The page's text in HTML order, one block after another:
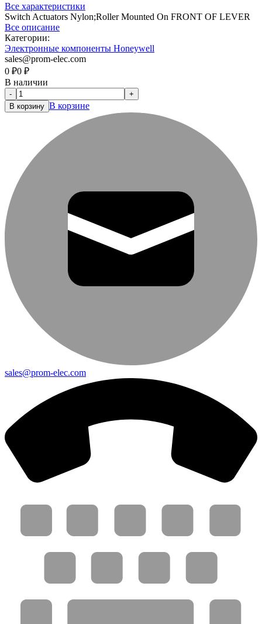
Все характеристики
Switch Actuators Nylon;Roller Mounted On FRONT OF LEVER
Все описание
Категории:
Электронные компоненты Honeywell
sales@prom-elec.com
0 ₽0 ₽
В наличии
-
+
В корзину В корзине
sales@prom-elec.com